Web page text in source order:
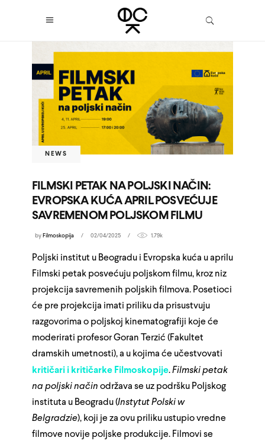
NEWS
FILMSKI PETAK NA POLJSKI NAČIN:
EVROPSKA KUĆA APRIL POSVEĆUJE
SAVREMENOM POLJSKOM FILMU
by Filmoskopija 02/04/2025 1.79k
Poljski institut u Beogradu i Evropska kuća u aprilu
Filmski petak posvećuju poljskom filmu, kroz niz
projekcija savremenih poljskih filmova. Posetioci
će pre projekcija imati priliku da prisustvuju
razgovorima o poljskoj kinematografiji koje će
moderirati profesor Goran Terzić (Fakultet
dramskih umetnosti), a u kojima će učestvovati
kritičari i kritičarke Filmoskopije.Filmski petak
na poljski način održava se uz podršku Poljskog
instituta u Beogradu (Instytut Polski w
Belgradzie), koji je za ovu priliku ustupio vredne
filmove novije poljske produkcije. Filmovi se